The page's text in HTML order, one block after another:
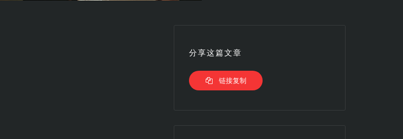
分享这篇文章
链接复制